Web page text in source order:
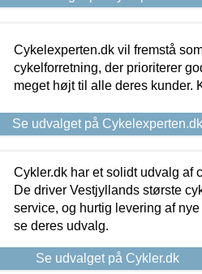
Cykelexperten.dk vil fremstå
cykelforretning, der prioriterer
meget højt til alle deres kunder.
Se udvalget på Cykelexperten.dk
Cykler.dk har et solidt udvalg af
De driver Vestjyllands største
service, og hurtig levering af
se deres udvalg.
Se udvalget på Cykler.dk